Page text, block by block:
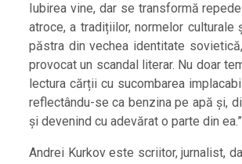
Iubirea vine, dar se transformă
atroce, a tradițiilor, normelor
păstra din vechea identitate
provocat un scandal literar. Nu doar
lectura cărții cu sucombarea
reflectându-se ca benzina pe apă și,
și devenind cu adevărat o parte din ea.”
Andrei Kurkov este scriitor, jurnalist,